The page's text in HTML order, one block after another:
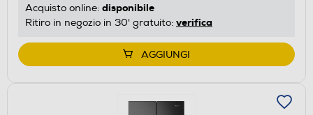
Acquisto online: disponibile
Ritiro in negozio in 30' gratuito: verifica
AGGIUNGI